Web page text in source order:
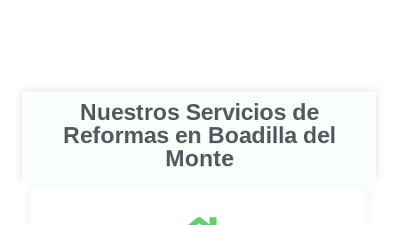
Nuestros Servicios de
Reformas en Boadilla del
Monte